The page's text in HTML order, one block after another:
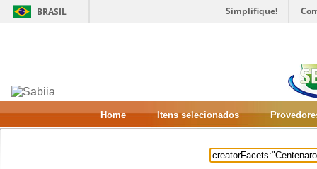
BRASIL Simplifique!
Home Itens selecionados